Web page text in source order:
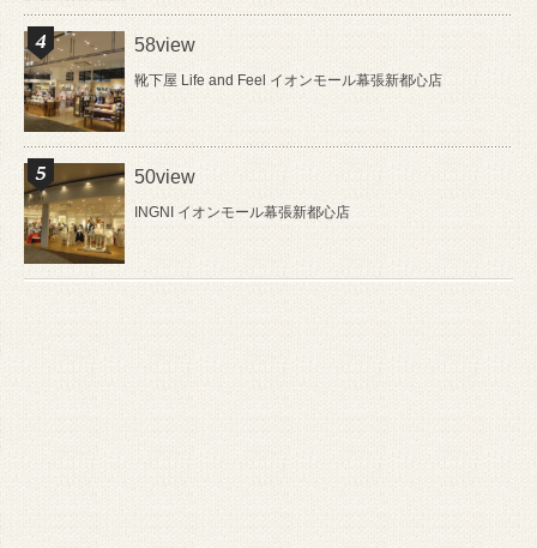
58view
靴下屋 Life and Feel イオンモール幕張新都心店
50view
INGNI イオンモール幕張新都心店